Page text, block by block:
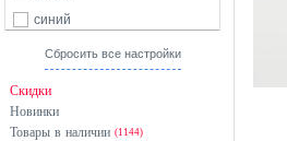
синий
хаки
Сбросить все настройки
Скидки
Новинки
Товары в наличии (1144)